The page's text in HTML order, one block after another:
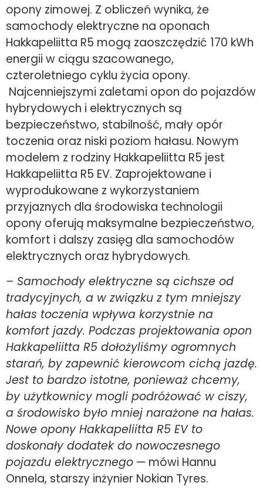
opony zimowej. Z obliczeń wynika, że
samochody elektryczne na oponach
Hakkapeliitta R5 mogą zaoszczędzić 170 kWh
energii w ciągu szacowanego,
czteroletniego cyklu życia opony.
Najcenniejszymi zaletami opon do pojazdów
hybrydowych i elektrycznych są
bezpieczeństwo, stabilność, mały opór
toczenia oraz niski poziom hałasu. Nowym
modelem z rodziny Hakkapeliitta R5 jest
Hakkapeliitta R5 EV. Zaprojektowane i
wyprodukowane z wykorzystaniem
przyjaznych dla środowiska technologii
opony oferują maksymalne bezpieczeństwo,
komfort i dalszy zasięg dla samochodów
elektrycznych oraz hybrydowych.
– Samochody elektryczne są cichsze od
tradycyjnych, a w związku z tym mniejszy
hałas toczenia wpływa korzystnie na
komfort jazdy. Podczas projektowania opon
Hakkapeliitta R5 dołożyliśmy ogromnych
starań, by zapewnić kierowcom cichą jazdę.
Jest to bardzo istotne, ponieważ chcemy,
by użytkownicy mogli podróżować w ciszy,
a środowisko było mniej narażone na hałas.
Nowe opony Hakkapeliitta R5 EV to
doskonały dodatek do nowoczesnego
pojazdu elektrycznego — mówi Hannu
Onnela, starszy inżynier Nokian Tyres.